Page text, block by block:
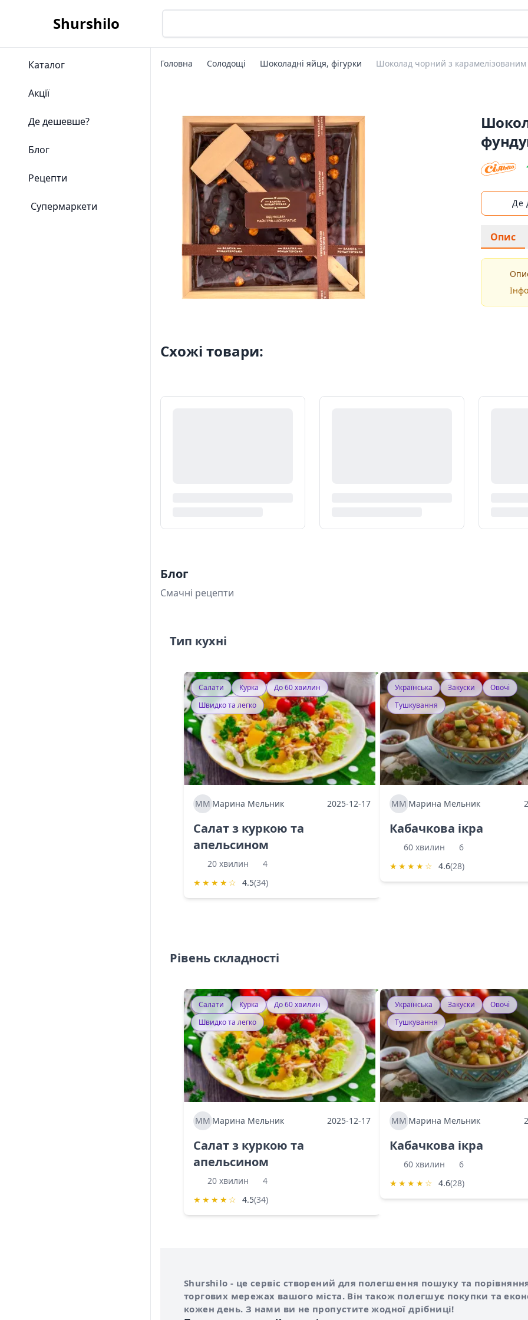
Shurshilo
Каталог
Акції
Де дешевше?
Блог
Рецепти
Супермаркети
Головна Солодощі Шоколадні яйця, фігурки Шоколад чорний з
Де
Опис
Схожі товари:
Блог
Смачні рецепти
Тип кухні
Салати Курка
До 60 хвилин
Швидко та легко
ММ Марина Мельник 2025-12-17
Салат з куркою та
апельсином
20 хвилин
4
★ ★ ★ ★ ☆ 4.5(34)
Українська Закуски
Овочі
Тушкування
ММ Марина Мельник
Кабачкова ікра
60 хвилин
6
★ ★ ★ ★ ☆ 4.6(28)
Рівень складності
Салати Курка
До 60 хвилин
Швидко та легко
ММ Марина Мельник 2025-12-17
Салат з куркою та
апельсином
20 хвилин
4
★ ★ ★ ★ ☆ 4.5(34)
Українська Закуски
Овочі
Тушкування
ММ Марина Мельник
Кабачкова ікра
60 хвилин
6
★ ★ ★ ★ ☆ 4.6(28)
Про сервіс Shurshilo
Shurshilo - це сервіс створений для полегшення пошуку та
торгових мережах вашого міста. Він також полегшує покупки та
кожен день. З нами ви не пропустите жодної дрібниці!